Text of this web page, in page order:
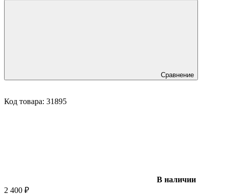
Сравнение
Код товара: 31895
В наличии
2 400 ₽